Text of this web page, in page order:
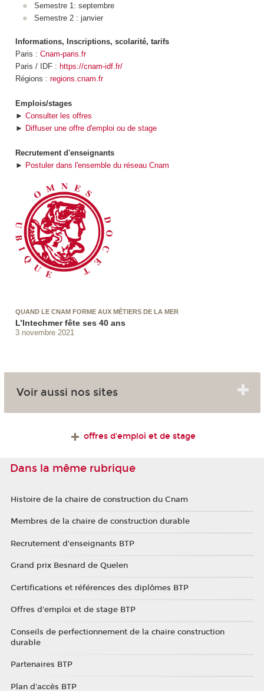
Semestre 1: septembre
Semestre 2 : janvier
Informations, Inscriptions, scolarité, tarifs
Paris : Cnam-paris.fr
Paris / IDF : https://cnam-idf.fr/
Régions : regions.cnam.fr
Emplois/stages
► Consulter les offres
► Diffuser une offre d'emploi ou de stage
Recrutement d'enseignants
► Postuler dans l'ensemble du réseau Cnam
QUAND LE CNAM FORME AUX MÉTIERS DE LA MER
L’Intechmer fête ses 40 ans
3 novembre 2021
Voir aussi nos sites
offres d'emploi et de stage
Dans la même rubrique
Histoire de la chaire de construction du Cnam
Membres de la chaire de construction durable
Recrutement d'enseignants BTP
Grand prix Besnard de Quelen
Certifications et références des diplômes BTP
Offres d'emploi et de stage BTP
Conseils de perfectionnement de la chaire construction
durable
Partenaires BTP
Plan d'accès BTP